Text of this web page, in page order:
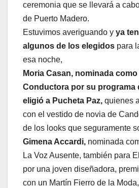
ceremonia que se llevará a
de Puerto Madero.
Estuvimos averiguando y ya
algunos de los elegidos para
esa noche,
Moria Casan, nominada
Conductora por su programa
eligió a Pucheta Paz, quienes
con el vestido de novia de
de los looks que seguramente
Gimena Accardi, nominada
La Voz Ausente, también para
por una joven diseñadora,
con un Martín Fierro de la Moda,